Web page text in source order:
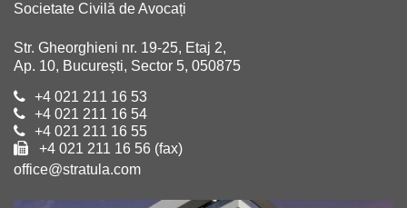
Societate Civilă de Avocați
Str. Gheorghieni nr. 19-25, Etaj 2,
Ap. 10, București, Sector 5, 050875
+4 021 211 16 53
+4 021 211 16 54
+4 021 211 16 55
+4 021 211 16 56 (fax)
office@stratula.com